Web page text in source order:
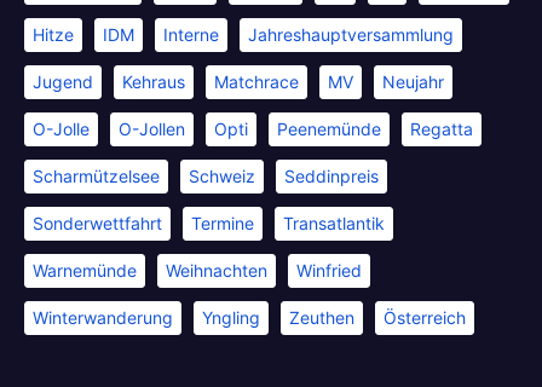
Hitze IDM Interne Jahreshauptversammlung
Jugend Kehraus Matchrace MV Neujahr
O-Jolle O-Jollen Opti Peenemünde Regatta
Scharmützelsee Schweiz Seddinpreis
Sonderwettfahrt Termine Transatlantik
Warnemünde Weihnachten Winfried
Winterwanderung Yngling Zeuthen Österreich